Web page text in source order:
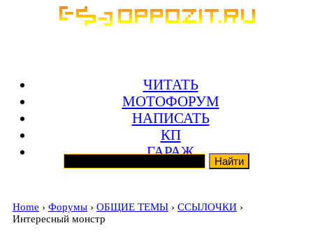
ЧИТАТЬ
МОТОФОРУМ
НАПИСАТЬ
КП
ГАРАЖ
Home › Форумы › ОБЩИЕ ТЕМЫ › ССЫЛОЧКИ ›
Интересный монстр